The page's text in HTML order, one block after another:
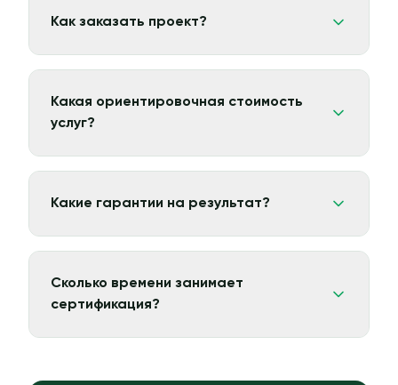
Как заказать проект?
Какая ориентировочная стоимость
услуг?
Какие гарантии на результат?
Сколько времени занимает
сертификация?